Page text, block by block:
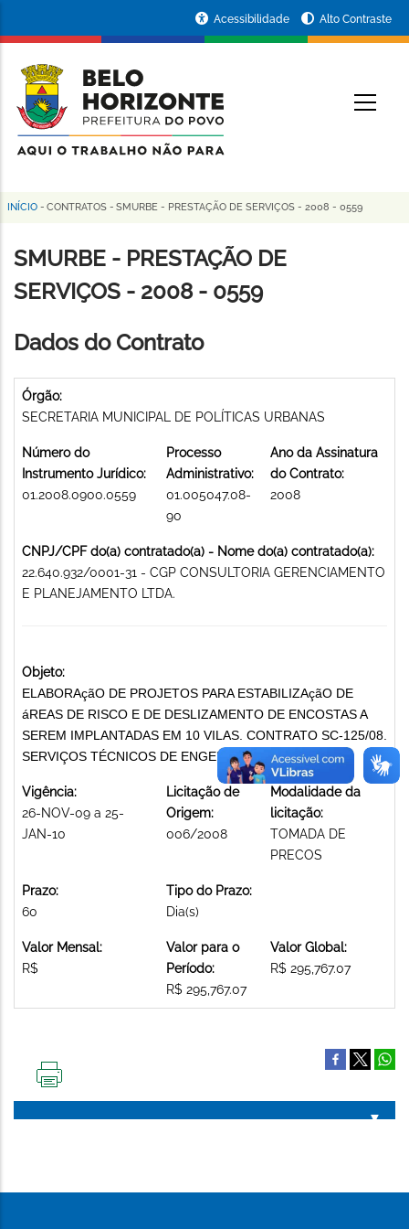
conteúdo
principal
da
Prefeitura
de
Horizonte
Acessibilidade Alto Contraste
Trilha
de
navegação
INÍCIO - CONTRATOS - SMURBE - PRESTAÇÃO DE SERVIÇOS - 2008 - 0559
SMURBE - PRESTAÇÃO DE
SERVIÇOS - 2008 - 0559
Dados do Contrato
Órgão:
SECRETARIA MUNICIPAL DE POLÍTICAS URBANAS
Número do
Instrumento Jurídico:
01.2008.0900.0559
Processo
Administrativo:
01.005047.08-
90
Ano da Assinatura
do Contrato:
2008
CNPJ/CPF do(a) contratado(a) - Nome do(a) contratado(a):
22.640.932/0001-31 - CGP CONSULTORIA GERENCIAMENTO
E PLANEJAMENTO LTDA.
Objeto:
ELABORAçãO DE PROJETOS PARA ESTABILIZAçãO DE
áREAS DE RISCO E DE DESLIZAMENTO DE ENCOSTAS A
SEREM IMPLANTADAS EM 10 VILAS. CONTRATO SC-125/08.
SERVIÇOS TÉCNICOS DE ENGENHARIA
Vigência:
26-NOV-09 a 25-
JAN-10
Licitação de
Origem:
006/2008
Modalidade da
licitação:
TOMADA DE
PRECOS
Prazo:
60
Tipo do Prazo:
Dia(s)
Valor Mensal:
R$
Valor para o
Período:
R$ 295,767.07
Valor Global:
R$ 295,767.07
PÁGINA